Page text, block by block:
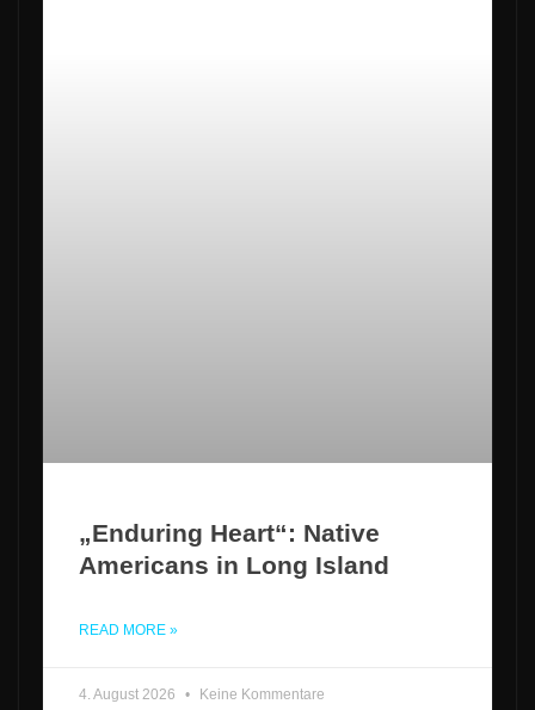
„Enduring Heart“: Native
Americans in Long Island
READ MORE »
4. August 2026 Keine Kommentare